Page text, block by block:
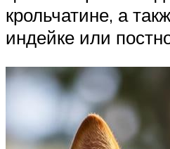
крольчатине, а
индейке или